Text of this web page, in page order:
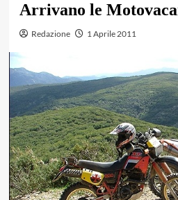
Arrivano le
Redazione 1 Aprile 2011